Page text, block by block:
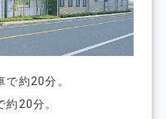
で約20分。
約20分。